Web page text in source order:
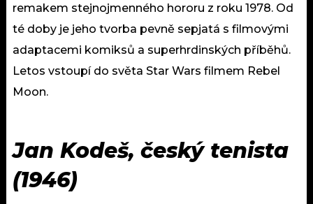
remakem stejnojmenného hororu z roku 1978. Od
té doby je jeho tvorba pevně sepjatá s filmovými
adaptacemi komiksů a superhrdinských příběhů.
Letos vstoupí do světa Star Wars filmem Rebel
Moon.
Jan Kodeš, český tenista
(1946)